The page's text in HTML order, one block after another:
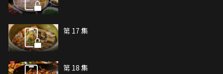
第 17 集
第 18 集